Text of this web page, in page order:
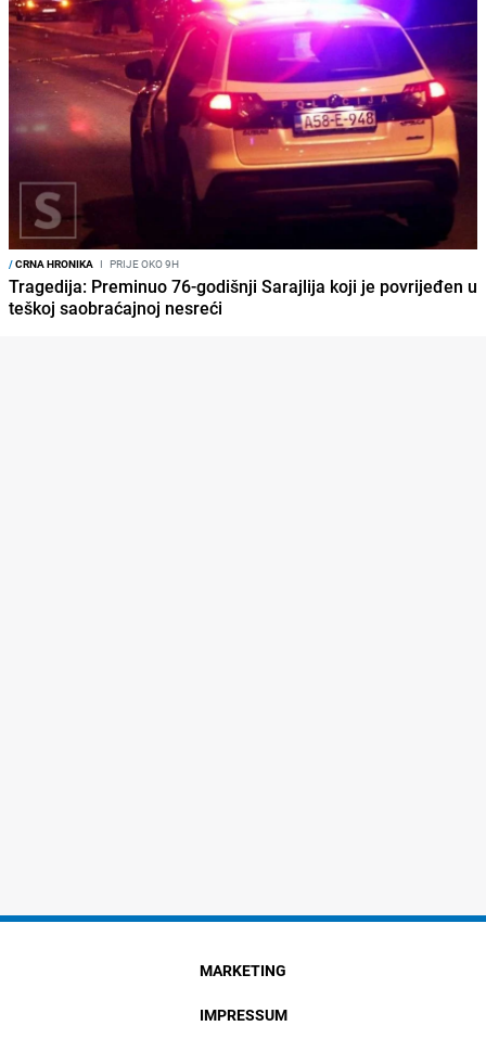
/CRNA HRONIKA I PRIJE OKO 9H
Tragedija: Preminuo 76-godišnji Sarajlija koji je povrijeđen u
teškoj saobraćajnoj nesreći
MARKETING
IMPRESSUM